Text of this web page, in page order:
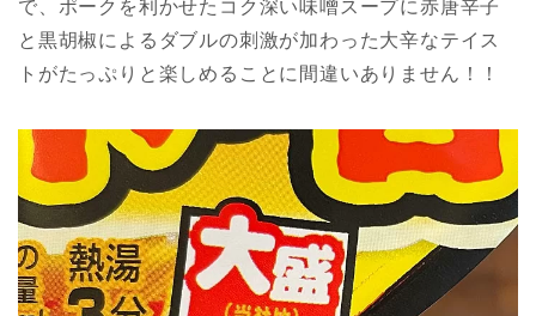
で、ポークを利かせたコク深い味噌スープに赤唐辛子
と黒胡椒によるダブルの刺激が加わった大辛なテイス
トがたっぷりと楽しめることに間違いありません！！